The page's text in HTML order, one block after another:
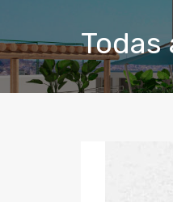
Todas